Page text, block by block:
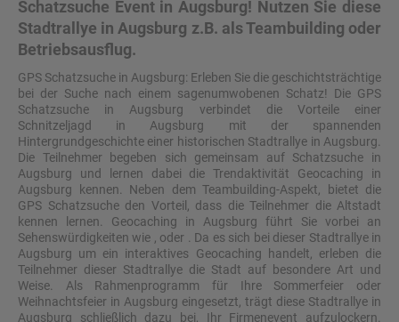
Schatzsuche Event in Augsburg! Nutzen Sie diese
Stadtrallye in Augsburg z.B. als Teambuilding oder
Betriebsausflug.
GPS Schatzsuche in Augsburg: Erleben Sie die geschichtsträchtige
bei der Suche nach einem sagenumwobenen Schatz! Die GPS
Schatzsuche in Augsburg verbindet die Vorteile einer
Schnitzeljagd in Augsburg mit der spannenden
Hintergrundgeschichte einer historischen Stadtrallye in Augsburg.
Die Teilnehmer begeben sich gemeinsam auf Schatzsuche in
Augsburg und lernen dabei die Trendaktivität Geocaching in
Augsburg kennen. Neben dem Teambuilding-Aspekt, bietet die
GPS Schatzsuche den Vorteil, dass die Teilnehmer die Altstadt
kennen lernen. Geocaching in Augsburg führt Sie vorbei an
Sehenswürdigkeiten wie , oder . Da es sich bei dieser Stadtrallye in
Augsburg um ein interaktives Geocaching handelt, erleben die
Teilnehmer dieser Stadtrallye die Stadt auf besondere Art und
Weise. Als Rahmenprogramm für Ihre Sommerfeier oder
Weihnachtsfeier in Augsburg eingesetzt, trägt diese Stadtrallye in
Augsburg schließlich dazu bei, Ihr Firmenevent aufzulockern.